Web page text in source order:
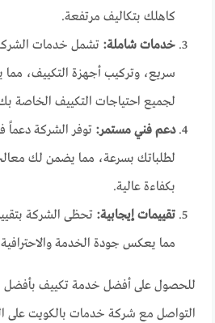
كاهلك بتكاليف مرتفعة.
خدمات شاملة: تشمل خدمات
سريع، وتركيب أجهزة التكييف،
لجميع احتياجات التكييف الخاصة
دعم فني مستمر: توفر الشركة دعماً
لطلباتك بسرعة، مما يضمن لك
بكفاءة عالية.
تقييمات إيجابية: تحظى الشركة
مما يعكس جودة الخدمة والاحترافية
للحصول على أفضل خدمة تكييف بأفضل